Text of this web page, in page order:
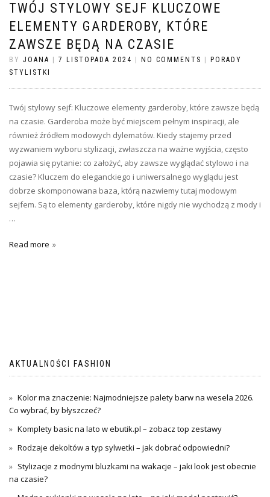
TWÓJ STYLOWY SEJF KLUCZOWE
ELEMENTY GARDEROBY, KTÓRE
ZAWSZE BĘDĄ NA CZASIE
BY JOANA 7 LISTOPADA 2024 NO COMMENTS
PORADY
STYLISTKI
Twój stylowy sejf: Kluczowe elementy garderoby, które zawsze będą
na czasie. Garderoba może być miejscem pełnym inspiracji, ale
również źródłem modowych dylematów. Kiedy stajemy przed
wyzwaniem wyboru stylizacji, zwłaszcza na ważne wyjścia, często
pojawia się pytanie: co założyć, aby zawsze wyglądać stylowo i na
czasie? Kluczem do eleganckiego i uniwersalnego wyglądu jest
dobrze skomponowana baza, którą nazwiemy tutaj modowym
sejfem. Są to elementy garderoby, które nigdy nie wychodzą z mody i
…
Read more
AKTUALNOŚCI FASHION
Kolor ma znaczenie: Najmodniejsze palety barw na wesela 2026.
Co wybrać, by błyszczeć?
Komplety basic na lato w ebutik.pl – zobacz top zestawy
Rodzaje dekoltów a typ sylwetki – jak dobrać odpowiedni?
Stylizacje z modnymi bluzkami na wakacje – jaki look jest obecnie
na czasie?